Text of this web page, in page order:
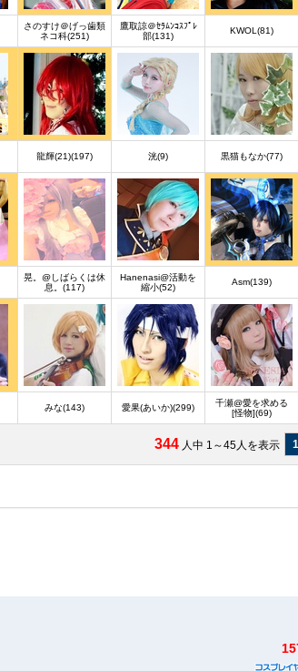
さのすけ＠げっ歯類
ネコ科(251)
鷹取諒＠ｾﾗﾑﾝｺｽﾌﾟﾚ
部(131)
KWOL(81)
龍輝(21)(197) 洸(9) 黒猫もなか(77)
晃。@しばらくは休
息。(117)
Hanenasi@活動を
縮小(52)
Asm(139)
みな(143) 愛果(あいか)(299)
千瀬@愛を求める
[怪物](69)
344 人中 1～45人を表示 1